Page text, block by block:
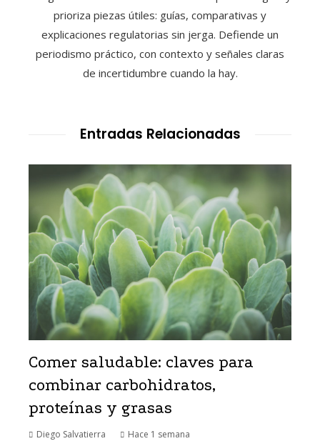
prioriza piezas útiles: guías, comparativas y
explicaciones regulatorias sin jerga. Defiende un
periodismo práctico, con contexto y señales claras
de incertidumbre cuando la hay.
Entradas Relacionadas
Comer saludable: claves para
combinar carbohidratos,
proteínas y grasas
Diego Salvatierra Hace 1 semana